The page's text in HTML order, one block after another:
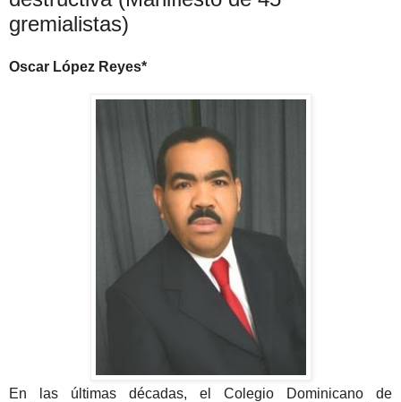
gremialistas)
Oscar López Reyes*
En las últimas décadas, el Colegio Dominicano de